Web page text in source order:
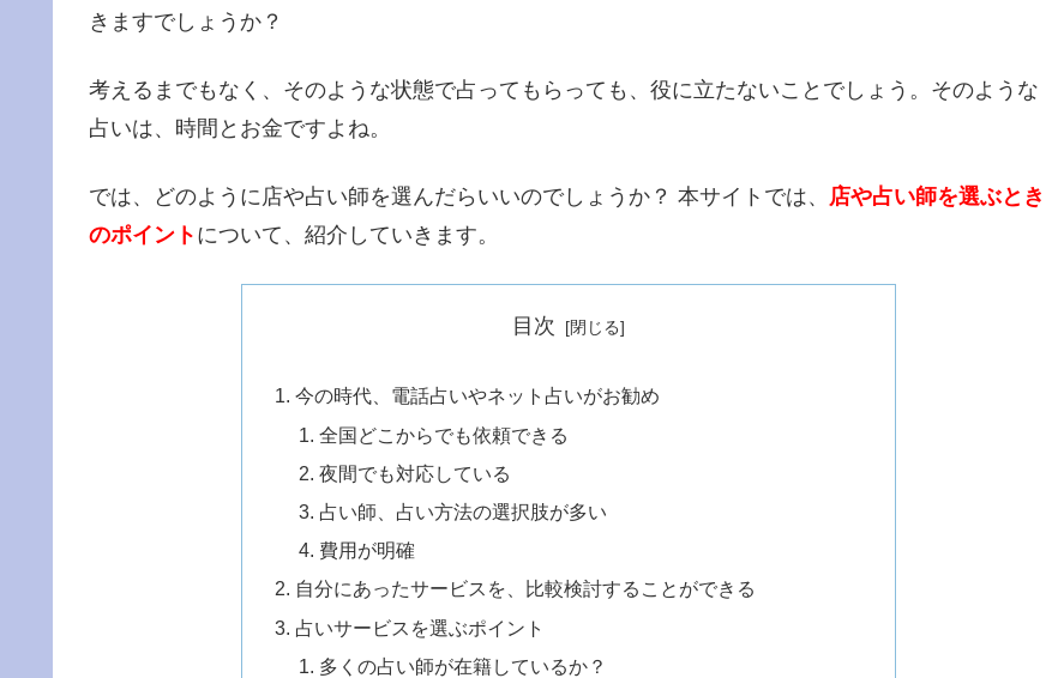
きますでしょうか？
考えるまでもなく、そのような状態で占ってもらっても、役に立たないことでしょう。そのような
占いは、時間とお金ですよね。
では、どのように店や占い師を選んだらいいのでしょうか？ 本サイトでは、 店や占い師を選ぶとき
のポイント について、紹介していきます。
目次
今の時代、電話占いやネット占いがお勧め
全国どこからでも依頼できる
夜間でも対応している
占い師、占い方法の選択肢が多い
費用が明確
自分にあったサービスを、比較検討することができる
占いサービスを選ぶポイント
多くの占い師が在籍しているか？